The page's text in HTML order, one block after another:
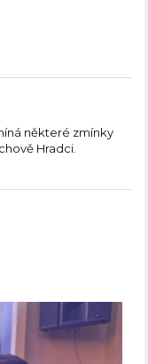
některé zmínky
Hradci.